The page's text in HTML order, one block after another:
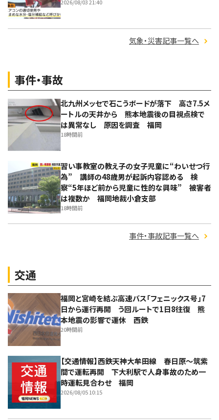
2026/08/03 21:40
気象・災害記事一覧へ
事件・事故
北九州メッセで石こうボードが落下 高さ7.5メ
ートルの天井から 熊本地震後の目視点検で
は異常なし 原因を調査 福岡
18時間前
習い事教室の教え子の女子児童に“わいせつ行
為” 講師の48歳男が起訴内容認める 検
察“5年ほど前から児童に性的な興味” 被害者
は複数か 福岡地裁小倉支部
18時間前
事件・事故記事一覧へ
交通
福岡と宮崎を結ぶ高速バス「フェニックス号」7
日から運行再開 う回ルートで1日8往復 熊
本地震の影響で運休 西鉄
20時間前
【交通情報】西鉄天神大牟田線 春日原～筑紫
間で運転再開 下大利駅で人身事故のため一
時運転見合わせ 福岡
2026/08/05 10:15